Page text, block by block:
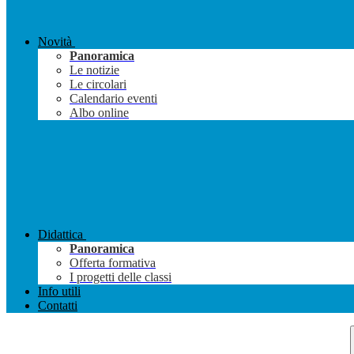
Novità
Panoramica
Le notizie
Le circolari
Calendario eventi
Albo online
Didattica
Panoramica
Offerta formativa
I progetti delle classi
Info utili
Contatti